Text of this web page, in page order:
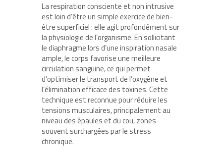
La respiration consciente et non intrusive
est loin d’être un simple exercice de bien-
être superficiel : elle agit profondément sur
la physiologie de l’organisme. En sollicitant
le diaphragme lors d’une inspiration nasale
ample, le corps favorise une meilleure
circulation sanguine, ce qui permet
d’optimiser le transport de l’oxygène et
l’élimination efficace des toxines. Cette
technique est reconnue pour réduire les
tensions musculaires, principalement au
niveau des épaules et du cou, zones
souvent surchargées par le stress
chronique.